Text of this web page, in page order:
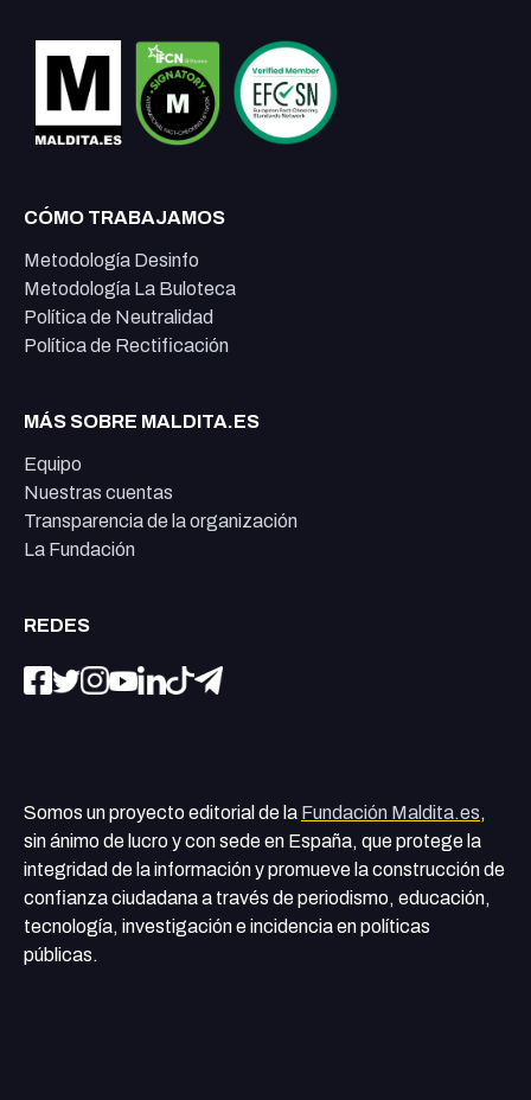
CÓMO TRABAJAMOS
Metodología Desinfo
Metodología La Buloteca
Política de Neutralidad
Política de Rectificación
MÁS SOBRE MALDITA.ES
Equipo
Nuestras cuentas
Transparencia de la organización
La Fundación
REDES
Somos un proyecto editorial de la Fundación Maldita.es,
sin ánimo de lucro y con sede en España, que protege la
integridad de la información y promueve la construcción de
confianza ciudadana a través de periodismo, educación,
tecnología, investigación e incidencia en políticas
públicas.